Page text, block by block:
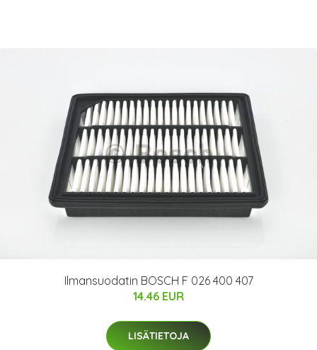
Ilmansuodatin BOSCH F 026 400 407
14.46 EUR
LISÄTIETOJA